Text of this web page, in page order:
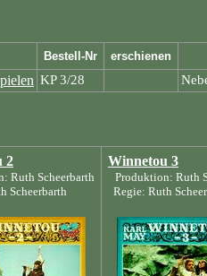
Bestell-Nr erschienen
KP 3/28
2
Ruth Scheerbarth
Scheerbarth
Winnetou 3
Produktion: Ruth
Regie: Ruth